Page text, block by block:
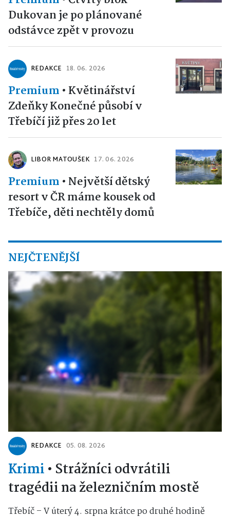
Dukovan je po plánované
odstávce zpět v provozu
REDAKCE 18. 06. 2026
Premium • Květinářství
Zdeňky Konečné působí v
Třebíčí již přes 20 let
LIBOR MATOUŠEK 17. 06. 2026
Premium • Největší dětský
resort v ČR máme kousek od
Třebíče, děti nechtěly domů
NEJČTENĚJŠÍ
REDAKCE 05. 08. 2026
Krimi • Strážníci odvrátili
tragédii na železničním mostě
Třebíč – V úterý 4. srpna krátce po druhé hodině